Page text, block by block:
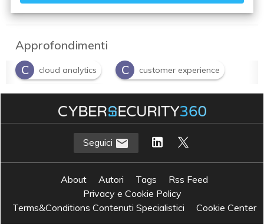
Approfondimenti
C
cloud analytics C customer experience
E edge computing
Seguici
About Autori Tags
Rss Feed
Privacy e Cookie Policy
Terms&Conditions Contenuti Specialistici
Cookie Center